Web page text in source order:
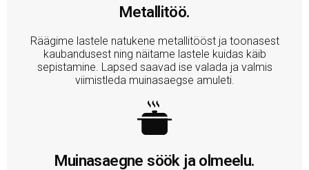
Metallitöö.
Räägime lastele natukene metallitööst ja toonasest
kaubandusest ning näitame lastele kuidas käib
sepistamine. Lapsed saavad ise valada ja valmis
viimistleda muinasaegse amuleti.
Muinasaegne söök ja olmeelu.